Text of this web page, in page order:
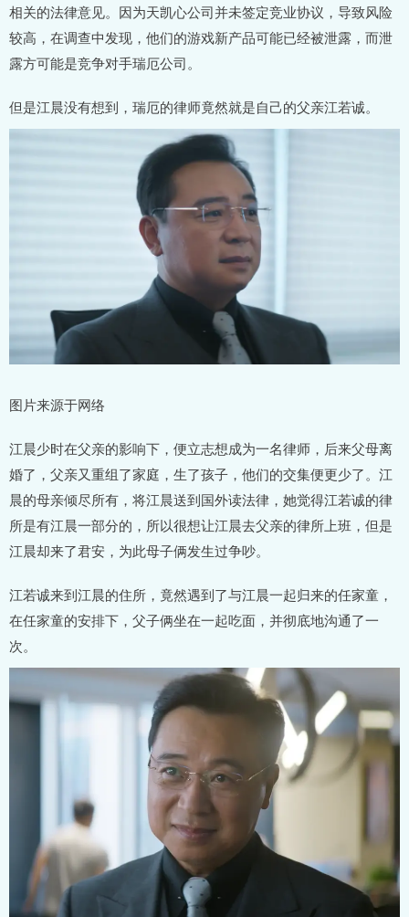
相关的法律意见。因为天凯心公司并未签定竞业协议，导致风险
较高，在调查中发现，他们的游戏新产品可能已经被泄露，而泄
露方可能是竞争对手瑞厄公司。
但是江晨没有想到，瑞厄的律师竟然就是自己的父亲江若诚。
图片来源于网络
江晨少时在父亲的影响下，便立志想成为一名律师，后来父母离
婚了，父亲又重组了家庭，生了孩子，他们的交集便更少了。江
晨的母亲倾尽所有，将江晨送到国外读法律，她觉得江若诚的律
所是有江晨一部分的，所以很想让江晨去父亲的律所上班，但是
江晨却来了君安，为此母子俩发生过争吵。
江若诚来到江晨的住所，竟然遇到了与江晨一起归来的任家童，
在任家童的安排下，父子俩坐在一起吃面，并彻底地沟通了一
次。